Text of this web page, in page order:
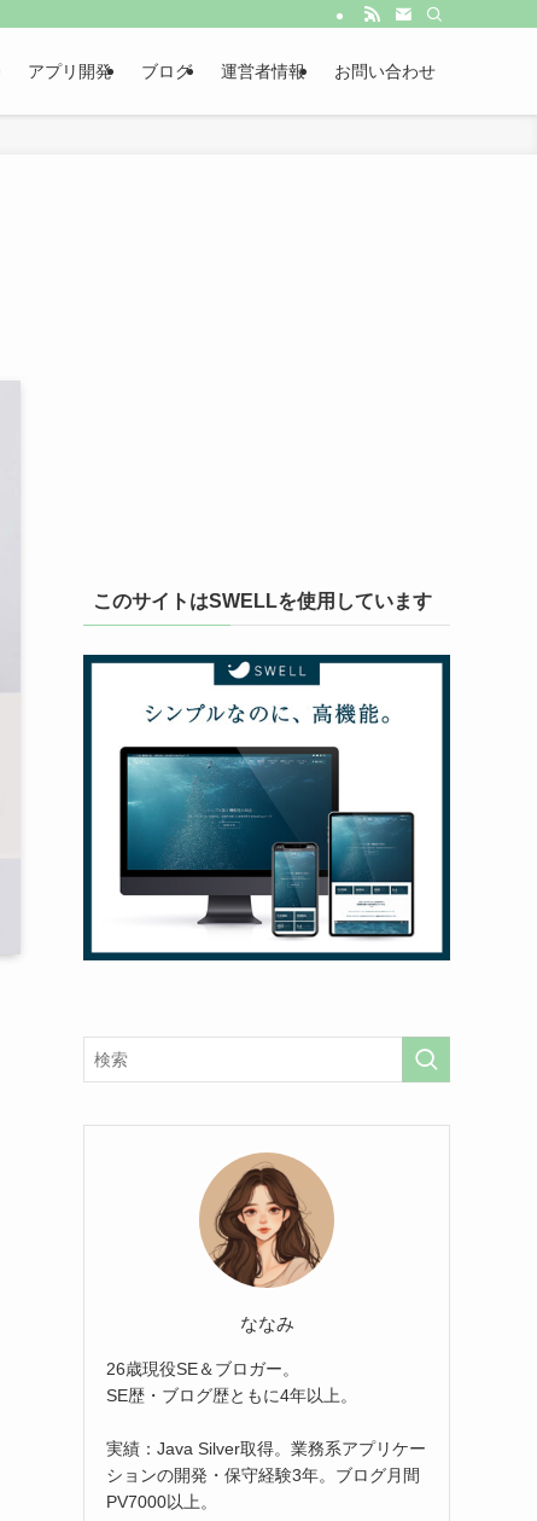
アプリ開発 ブログ 運営者情報 お問い合わせ
このサイトはSWELLを使用しています
ななみ
26歳現役SE＆ブロガー。
SE歴・ブログ歴ともに4年以上。
実績：Java Silver取得。業務系アプリケー
ションの開発・保守経験3年。ブログ月間
PV7000以上。